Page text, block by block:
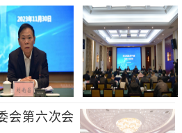
会第六次会